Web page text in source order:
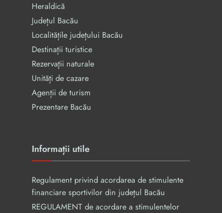
Heraldică
Județul Bacău
Localitățile județului Bacău
Destinații turistice
Rezervaţii naturale
Unități de cazare
Agenții de turism
Prezentare Bacău
Informații utile
Regulament privind acordarea de stimulente
financiare sportivilor din județul Bacău
REGULAMENT de acordare a stimulentelor